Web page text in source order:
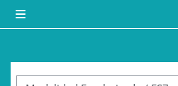
Saltar al contenido principal
Pánel lateral